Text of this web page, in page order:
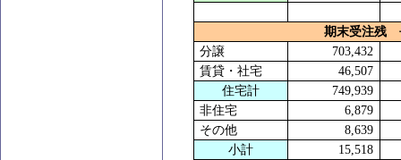
期末受注残
分譲
703,432
賃貸・社宅
46,507
住宅計
749,939
非住宅
6,879
その他
8,639
小計
15,518